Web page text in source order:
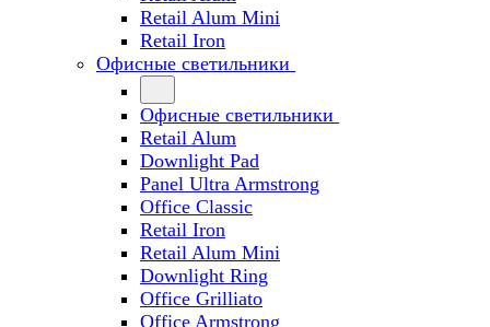
Retail Alum Mini
Retail Iron
Офисные светильники
Офисные светильники
Retail Alum
Downlight Pad
Panel Ultra Armstrong
Office Classic
Retail Iron
Retail Alum Mini
Downlight Ring
Office Grilliato
Office Armstrong